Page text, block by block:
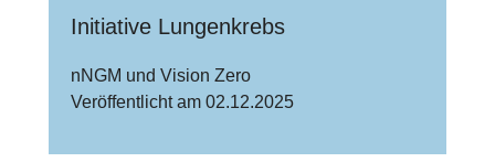
Initiative Lungenkrebs
nNGM und Vision Zero
Veröffentlicht am 02.12.2025